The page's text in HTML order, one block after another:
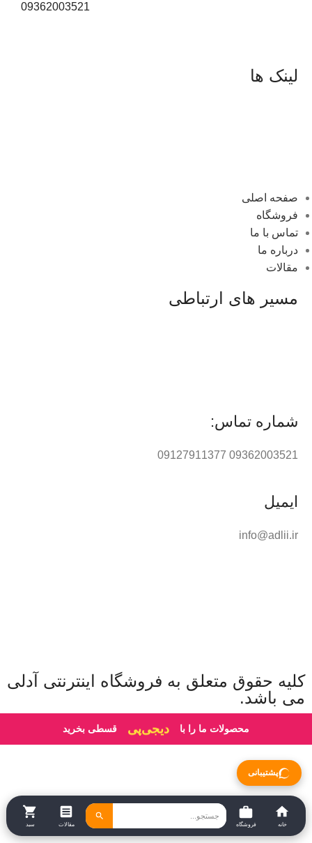
09362003521
لینک ها
صفحه اصلی
فروشگاه
تماس با ما
درباره ما
مقالات
مسیر های ارتباطی
شماره تماس:
09362003521 09127911377
ایمیل
info@adlii.ir
کلیه حقوق متعلق به فروشگاه اینترنتی آدلی
می باشد.
محصولات ما را با دیجی‌پی قسطی بخرید
پشتیبانی
خانه فروشگاه مقالات سبد